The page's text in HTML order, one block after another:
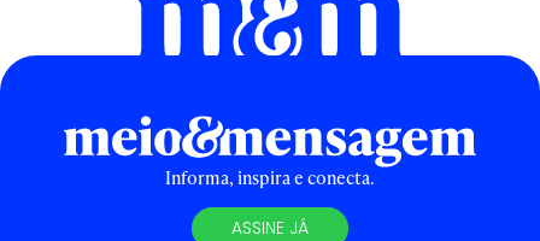
Informa, inspira e conecta.
ASSINE JÁ